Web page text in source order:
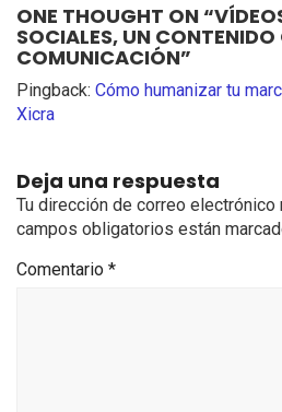
ONE THOUGHT ON “
SOCIALES, UN
COMUNICACIÓN”
Pingback: Cómo humanizar tu
Xicra
Deja una respuesta
Tu dirección de correo electrónico
campos obligatorios están
Comentario *